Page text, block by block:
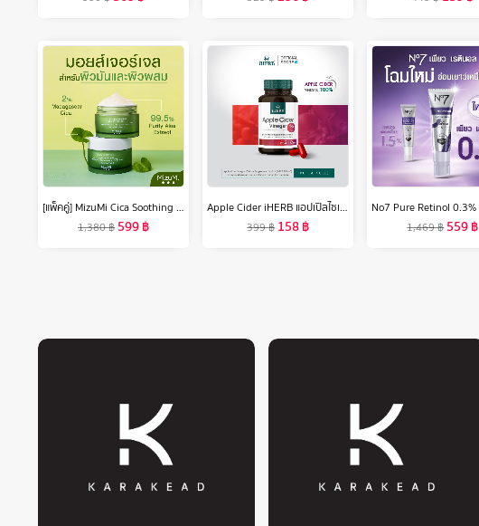
[แพ็คคู่] MizuMi Cica Soothing Moisture Gel 45ml มอยส์เจอร์ไรเซอร์สำหรับผิวมัน ผิวเป็นสิว เนื้อเจลซึมง่าย ไม่เหนอะหนะ
1,380฿ 599฿
Apple Cider iHERB แอปเปิลไซเดอร์ วินีการ์ กระปุกละ 60 เม็ด ส่งฟรี iherb ไขมันสะสม อ้วน อาหารเสริม แอปเปิ้ลไซเดอร์วีเนก้า 🍎 สูตรทานง่าย กลิ่นไม่ฉุน แอปเปิ้ล
399฿ 158฿
1,469฿ 559฿